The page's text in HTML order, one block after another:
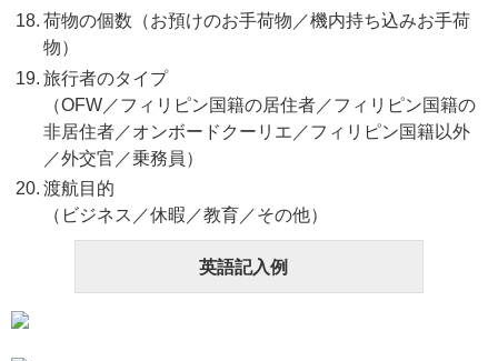
荷物の個数（お預けのお手荷物／機内持ち込みお手荷
物）
旅行者のタイプ
（OFW／フィリピン国籍の居住者／フィリピン国籍の
非居住者／オンボードクーリエ／フィリピン国籍以外
／外交官／乗務員）
渡航目的
（ビジネス／休暇／教育／その他）
英語記入例